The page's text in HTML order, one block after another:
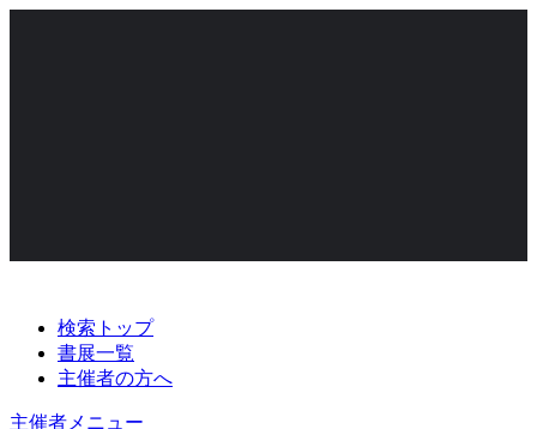
検索トップ
書展一覧
主催者の方へ
主催者メニュー